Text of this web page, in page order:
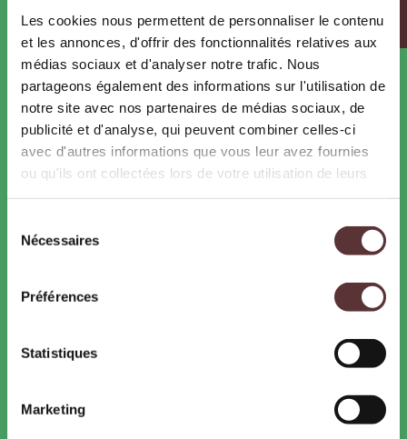
Les cookies nous permettent de personnaliser le contenu
et les annonces, d'offrir des fonctionnalités relatives aux
médias sociaux et d'analyser notre trafic. Nous
partageons également des informations sur l'utilisation de
notre site avec nos partenaires de médias sociaux, de
publicité et d'analyse, qui peuvent combiner celles-ci
avec d'autres informations que vous leur avez fournies
ou qu'ils ont collectées lors de votre utilisation de leurs
Nécessaires
Préférences
Statistiques
Marketing
Offres d’emploi et de stages
Les métiers du zoo
PARTENAIRES
Pass Ardèche
Hébergeurs
Accessibilité
: Attention, présence de pentes
supérieures à 20%, fauteuil électrique conseillé.